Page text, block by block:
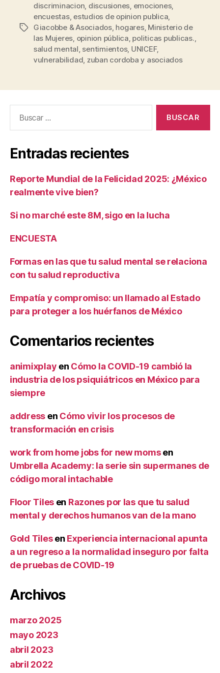
Etiquetas
discriminacion discusiones emociones,
encuestas, estudios de opinion publica
Giacobbe & Asociados, hogares, Ministerio de
las Mujeres opinion pública politicas publicas.
salud mental sentimientos, UNICEF,
vulnerabilidad zuban cordoba y asociados
Entradas recientes
Reporte Mundial de la Felicidad 2025: ¿México
realmente vive bien?
Si no marché este 8M, sigo en la lucha
ENCUESTA
Formas en las que tu salud mental se relaciona
con tu salud reproductiva
Empatía y compromiso: un llamado al Estado
para proteger a los huérfanos de México
Comentarios recientes
animixplay en Cómo la COVID-19 cambió la
industria de los psiquiátricos en México para
siempre
address en Cómo vivir los procesos de
transformación en crisis
work from home jobs for new momsen
Umbrella Academy: la serie sin supermanes de
código moral intachable
Floor Tiles en Razones por las que tu salud
mental y derechos humanos van de la mano
Gold Tilesen Experiencia internacional apunta
a un regreso a la normalidad inseguro por falta
de pruebas de COVID-19
Archivos
marzo 2025
mayo 2023
abril 2023
abril 2022